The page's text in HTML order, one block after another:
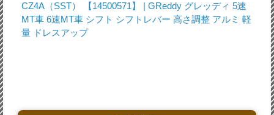
CZ4A（SST） 【14500571】 | GReddy グレッディ 5速
MT車 6速MT車 シフト シフトレバー 高さ調整 アルミ 軽
量 ドレスアップ